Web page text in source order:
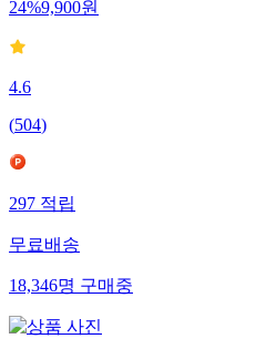
24%9,900원
4.6
(504)
297적립
무료배송
18,346명구매중